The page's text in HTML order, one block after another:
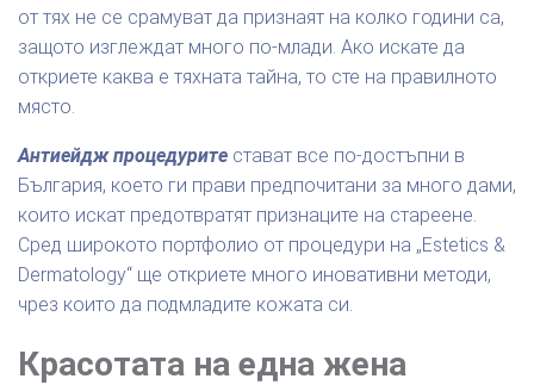
от тях не се срамуват да признаят на колко години са,
защото изглеждат много по-млади. Ако искате да
откриете каква е тяхната тайна, то сте на правилното
място.
Антиейдж процедурите стават все по-достъпни в
България, което ги прави предпочитани за много дами,
които искат предотвратят признаците на стареене.
Сред широкото портфолио от процедури на „Estetics &
Dermatology“ ще откриете много иновативни методи,
чрез които да подмладите кожата си.
Красотата на една жена